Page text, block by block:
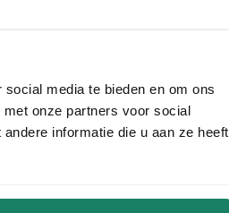
media te bieden en om ons
onze partners voor social
informatie die u aan ze heeft